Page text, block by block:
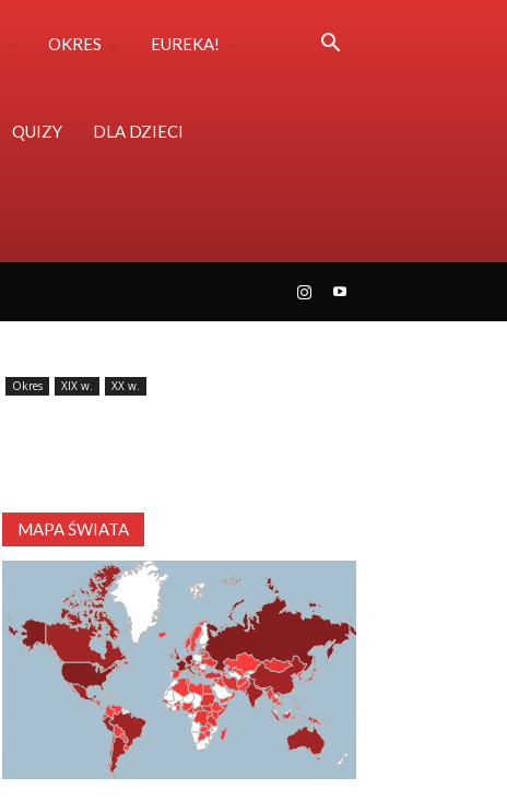
OKRES EUREKA!
QUIZY DLA DZIECI
Okres XIX w. XX w.
MAPA ŚWIATA